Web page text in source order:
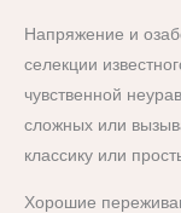
Напряжение и
селекции
чувственной
сложных или
классику или
Хорошие